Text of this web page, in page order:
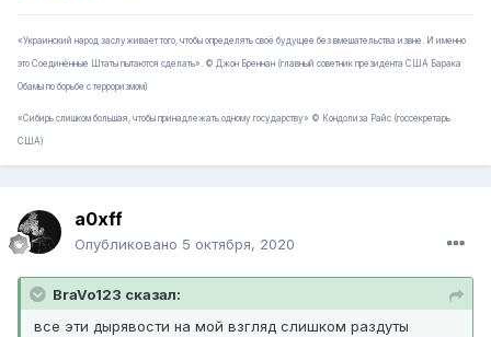
«Украинский народ заслуживает того, чтобы определять своё будущее без вмешательства извне. И именно
это Соединённые Штаты пытаются сделать». © Джон Бреннан (главный советник президента США Барака
Обамы по борьбе с терроризмом)
«Сибирь слишком большая, чтобы принадлежать одному государству» © Кондолиза Райс (госсекретарь
США)
a0xff
Опубликовано 5 октября, 2020
BraVo123 сказал:
все эти дырявости на мой взгляд слишком раздуты